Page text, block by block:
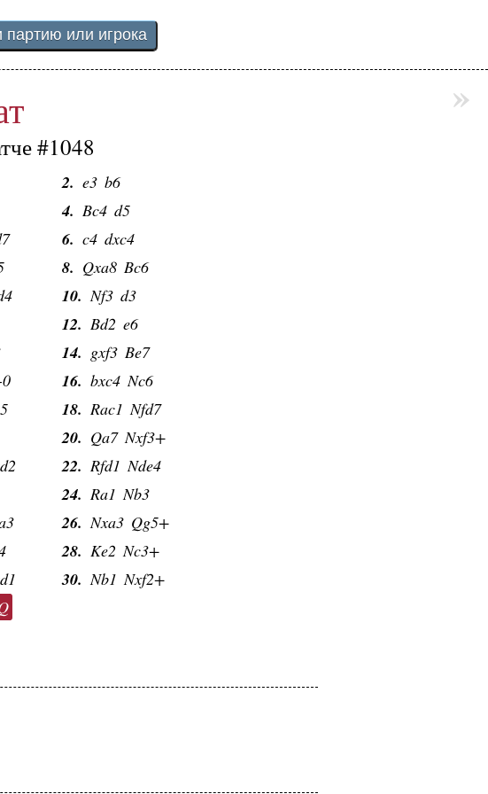
#1048
2. e3 b6
4. Bc4 d5
6. c4 dxc4
8. Qxa8 Bc6
10. Nf3 d3
12. Bd2 e6
14. gxf3 Be7
16. bxc4 Nc6
18. Rac1 Nfd7
20. Qa7 Nxf3+
22. Rfd1 Nde4
24. Ra1 Nb3
26. Nxa3 Qg5+
28. Ke2 Nc3+
30. Nb1 Nxf2+
»